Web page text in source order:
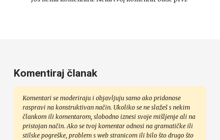
Komentiraj članak
Komentari se moderiraju i objavljuju samo ako pridonose
raspravi na konstruktivan način. Ukoliko se ne slažeš s nekim
člankom ili komentarom, slobodno iznesi svoje mišljenje ali na
pristojan način. Ako se tvoj komentar odnosi na gramatičke ili
stilske pogreške, problem s web stranicom ili bilo što drugo što